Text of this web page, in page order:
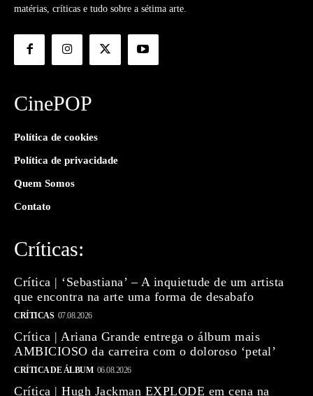
matérias, críticas e tudo sobre a sétima arte.
CinePOP
Política de cookies
Política de privacidade
Quem Somos
Contato
Críticas:
Crítica | ‘Sebastiana’ – A inquietude de um artista
que encontra na arte uma forma de desabafo
CRÍTICAS 07.08.2026
Crítica | Ariana Grande entrega o álbum mais
AMBICIOSO da carreira com o doloroso ‘petal’
CRÍTICA DE ÁLBUM 06.08.2026
Crítica | Hugh Jackman EXPLODE em cena na